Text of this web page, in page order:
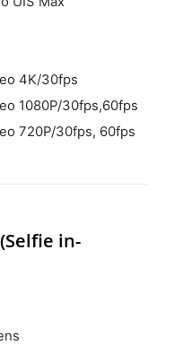
4K/30fps
1080P/30fps,60fps
720P/30fps, 60fps
in-